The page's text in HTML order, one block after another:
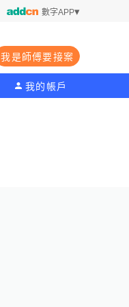
數字APP
我是師傅要接案
我的帳戶